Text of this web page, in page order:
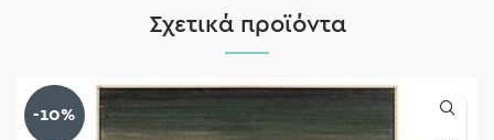
Σχετικά προϊόντα
-10%